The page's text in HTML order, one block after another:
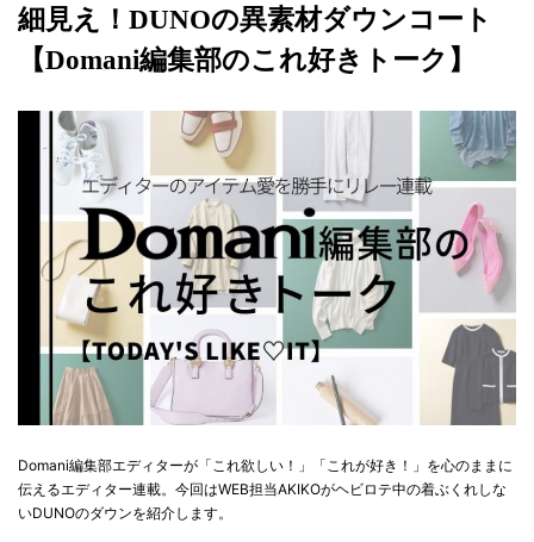
細見え！DUNOの異素材ダウンコート
【Domani編集部のこれ好きトーク】
Domani編集部エディターが「これ欲しい！」「これが好き！」を心のままに
伝えるエディター連載。今回はWEB担当AKIKOがヘビロテ中の着ぶくれしな
いDUNOのダウンを紹介します。